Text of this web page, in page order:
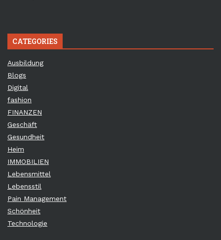
CATEGORIES
Ausbildung
Blogs
Digital
fashion
FINANZEN
Geschäft
Gesundheit
Heim
IMMOBILIEN
Lebensmittel
Lebensstil
Pain Management
Schönheit
Technologie